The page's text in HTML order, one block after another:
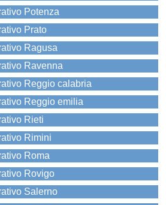
Potenza
Prato
Ragusa
Ravenna
Reggio calabria
Reggio emilia
Rieti
Rimini
Roma
Rovigo
Salerno